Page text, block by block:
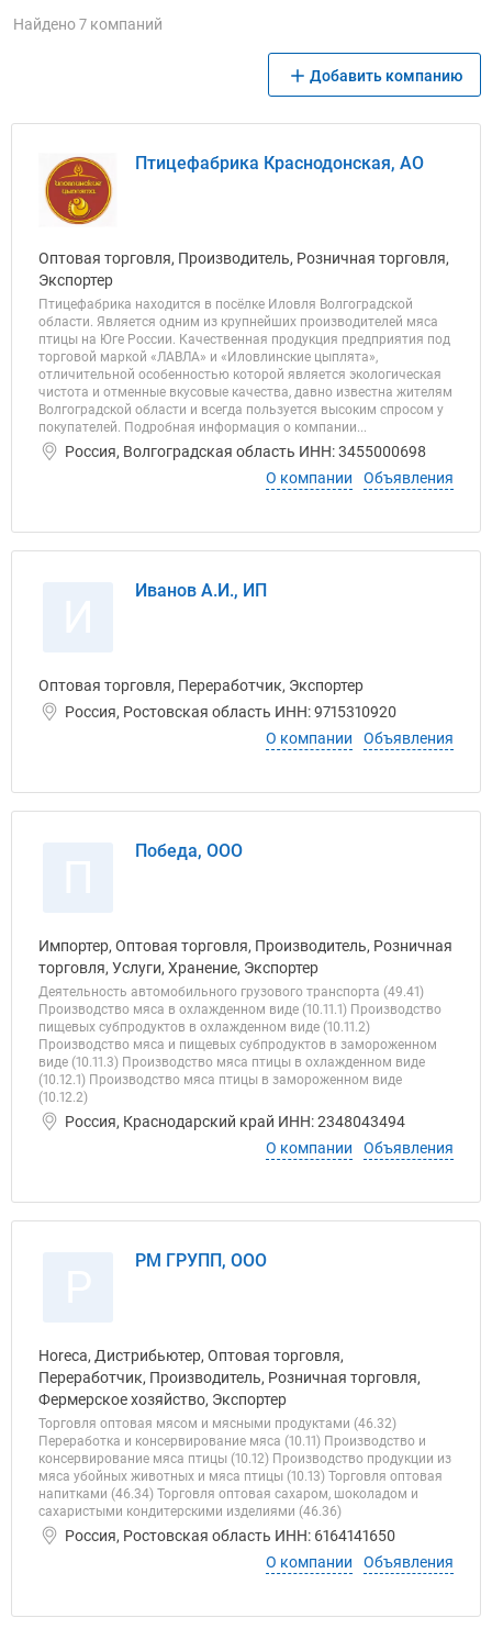
Найдено 7 компаний
Добавить компанию
Птицефабрика Краснодонская, АО
Оптовая торговля, Производитель, Розничная торговля,
Экспортер
Птицефабрика находится в посёлке Иловля Волгоградской
области. Является одним из крупнейших производителей мяса
птицы на Юге России. Качественная продукция предприятия под
торговой маркой «ЛАВЛА» и «Иловлинские цыплята»,
отличительной особенностью которой является экологическая
чистота и отменные вкусовые качества, давно известна жителям
Волгоградской области и всегда пользуется высоким спросом у
покупателей. Подробная информация о компании...
Россия, Волгоградская область ИНН: 3455000698
О компании
Объявления
Иванов А.И., ИП
Оптовая торговля, Переработчик, Экспортер
Россия, Ростовская область ИНН: 9715310920
О компании
Объявления
Победа, ООО
Импортер, Оптовая торговля, Производитель, Розничная
торговля, Услуги, Хранение, Экспортер
Деятельность автомобильного грузового транспорта (49.41)
Производство мяса в охлажденном виде (10.11.1) Производство
пищевых субпродуктов в охлажденном виде (10.11.2)
Производство мяса и пищевых субпродуктов в замороженном
виде (10.11.3) Производство мяса птицы в охлажденном виде
(10.12.1) Производство мяса птицы в замороженном виде
(10.12.2)
Россия, Краснодарский край ИНН: 2348043494
О компании
Объявления
РМ ГРУПП, ООО
Horeca, Дистрибьютер, Оптовая торговля,
Переработчик, Производитель, Розничная торговля,
Фермерское хозяйство, Экспортер
Торговля оптовая мясом и мясными продуктами (46.32)
Переработка и консервирование мяса (10.11) Производство и
консервирование мяса птицы (10.12) Производство продукции из
мяса убойных животных и мяса птицы (10.13) Торговля оптовая
напитками (46.34) Торговля оптовая сахаром, шоколадом и
сахаристыми кондитерскими изделиями (46.36)
Россия, Ростовская область ИНН: 6164141650
О компании
Объявления